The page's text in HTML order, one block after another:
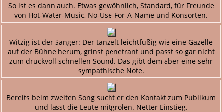
So ist es dann auch. Etwas gewöhnlich, Standard, für Freunde
von Hot-Water-Music, No-Use-For-A-Name und Konsorten.
Witzig ist der Sänger: Der tänzelt leichtfüßig wie eine Gazelle
auf der Bühne herum, grinst penetrant und passt so gar nicht
zum druckvoll-schnellen Sound. Das gibt dem aber eine sehr
sympathische Note.
Bereits beim zweiten Song sucht er den Kontakt zum Publikum
und lässt die Leute mitgrölen. Netter Einstieg.